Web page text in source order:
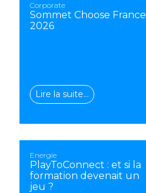
Corporate
Sommet Choose France
2026
Lire la suite…
Energie
PlayToConnect : et si la
formation devenait un
jeu ?